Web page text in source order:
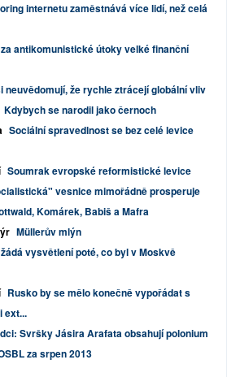
internetu zaměstnává více lidí, než celá
antikomunistické útoky velké finanční
neuvědomují, že rychle ztrácejí globální vliv
Kdybych se narodil jako černoch
Sociální spravedlnost se bez celé levice
Soumrak evropské reformistické levice
vesnice mimořádně prosperuje
Komárek, Babiš a Mafra
Müllerův mlýn
vysvětlení poté, co byl v Moskvě
Rusko by se mělo konečně vypořádat s
ext...
Svršky Jásira Arafata obsahují polonium
za srpen 2013